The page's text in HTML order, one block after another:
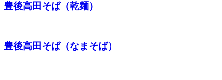
豊後高田そば（乾麺）
豊後高田そば（なまそば）